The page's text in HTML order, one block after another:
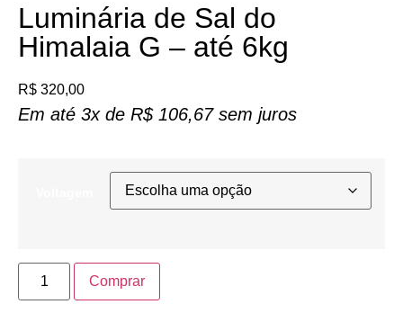
Luminária de Sal do
Himalaia G – até 6kg
R$ 320,00
Em até 3x de R$106,67sem juros
Comprar